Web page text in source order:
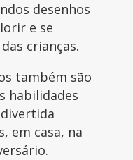
desenhos
e se
crianças.
também são
habilidades
em casa, na